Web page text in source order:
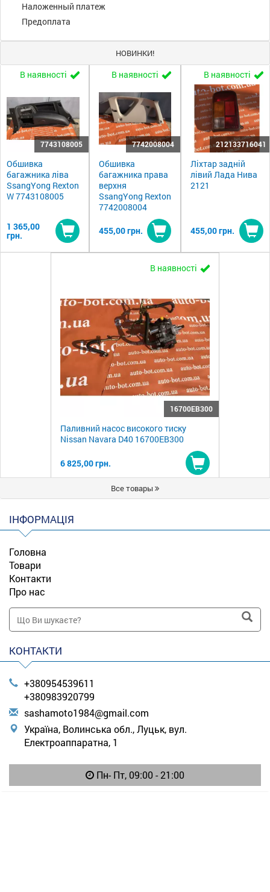
Наложенный платеж
Предоплата
НОВИНКИ!
В наявності
7743108005
Обшивка
багажника ліва
SsangYong Rexton
W 7743108005
1 365,00
грн.
Купити
В наявності
7742008004
Обшивка
багажника права
верхня
SsangYong Rexton
7742008004
455,00 грн.
Купити
В наявності
212133716041
Ліхтар задній
лівий Лада Нива
2121
455,00 грн.
В наявності
16700EB300
Паливний насос високого тиску
Nissan Navara D40 16700EB300
6 825,00 грн.
Купити
Все товары
ІНФОРМАЦІЯ
Головна
Товари
Контакти
Про нас
КОНТАКТИ
+380954539611
+380983920799
sashamoto1984@gmail.com
Україна, Волинська обл., Луцьк, вул.
Електроаппаратна, 1
Пн- Пт, 09:00 - 21:00